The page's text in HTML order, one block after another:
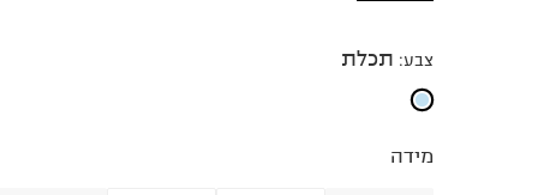
צבע: תכלת
מידה